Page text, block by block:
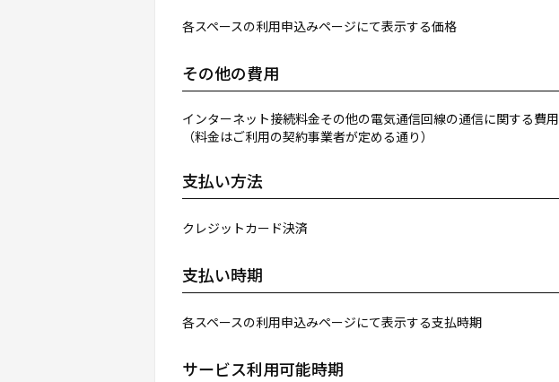
各スペースの利用申込みページにて表示する価格
その他の費用
インターネット接続料金その他の電気通信回線の通信に関する費用
（料金はご利用の契約事業者が定める通り）
支払い方法
クレジットカード決済
支払い時期
各スペースの利用申込みページにて表示する支払時期
サービス利用可能時期